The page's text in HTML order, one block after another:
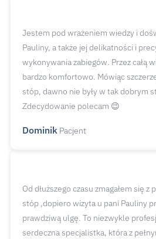
Jestem pod wrażeniem wiedzy i
Pauliny, a także jej delikatności i
wykonywania zabiegów. Przez całą
bardzo komfortowo. Mówiąc
stóp, dawno nie były w tak dobrym
Zdecydowanie polecam 😉
Dominik Pacjent
Od dłuższego czasu zmagałem się
stóp ,dopiero wizyta u pani Pauliny
prawdziwą ulgę. To niezwykle
serdeczna specjalistka, która z